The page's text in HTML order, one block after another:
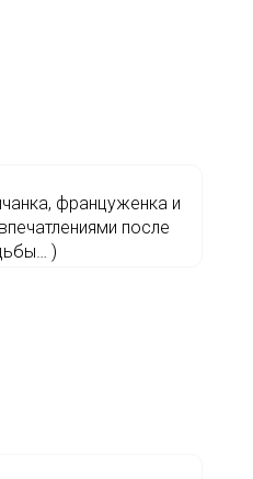
француженка и
после
)